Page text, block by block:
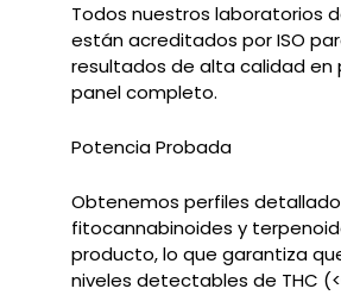
Todos nuestros laboratorios
están acreditados por ISO
resultados de alta calidad en
panel completo.
Potencia Probada
Obtenemos perfiles
fitocannabinoides y
producto, lo que garantiza
niveles detectables de THC